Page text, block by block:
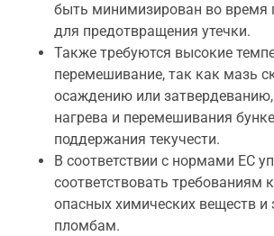
быть минимизирован во время
для предотвращения утечки.
Также требуются высокие
перемешивание, так как мазь
осаждению или затвердеванию,
нагрева и перемешивания
поддержания текучести.
В соответствии с нормами ЕС
соответствовать требованиям
опасных химических веществ
пломбам.